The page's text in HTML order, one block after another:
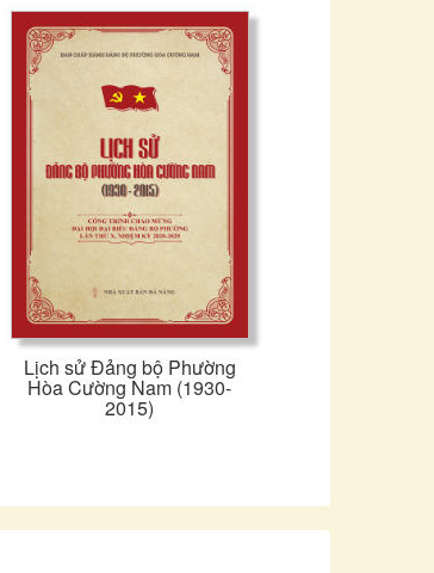
Lịch sử Đảng bộ Phường
Hòa Cường Nam (1930-
2015)